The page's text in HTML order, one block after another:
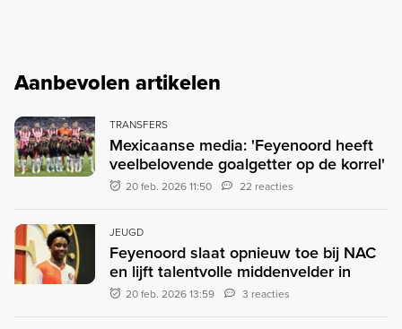
Aanbevolen artikelen
TRANSFERS
Mexicaanse media: 'Feyenoord heeft
veelbelovende goalgetter op de korrel'
20 feb. 2026 11:50 22 reacties
JEUGD
Feyenoord slaat opnieuw toe bij NAC
en lijft talentvolle middenvelder in
20 feb. 2026 13:59 3 reacties